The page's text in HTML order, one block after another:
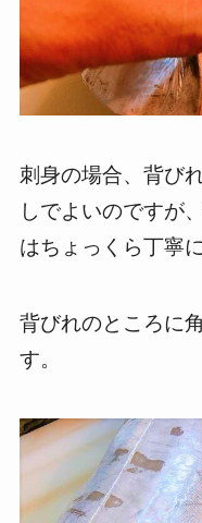
刺身の場合、背び
しでよいのですが
はちょっくら丁寧に
背びれのところに
す。